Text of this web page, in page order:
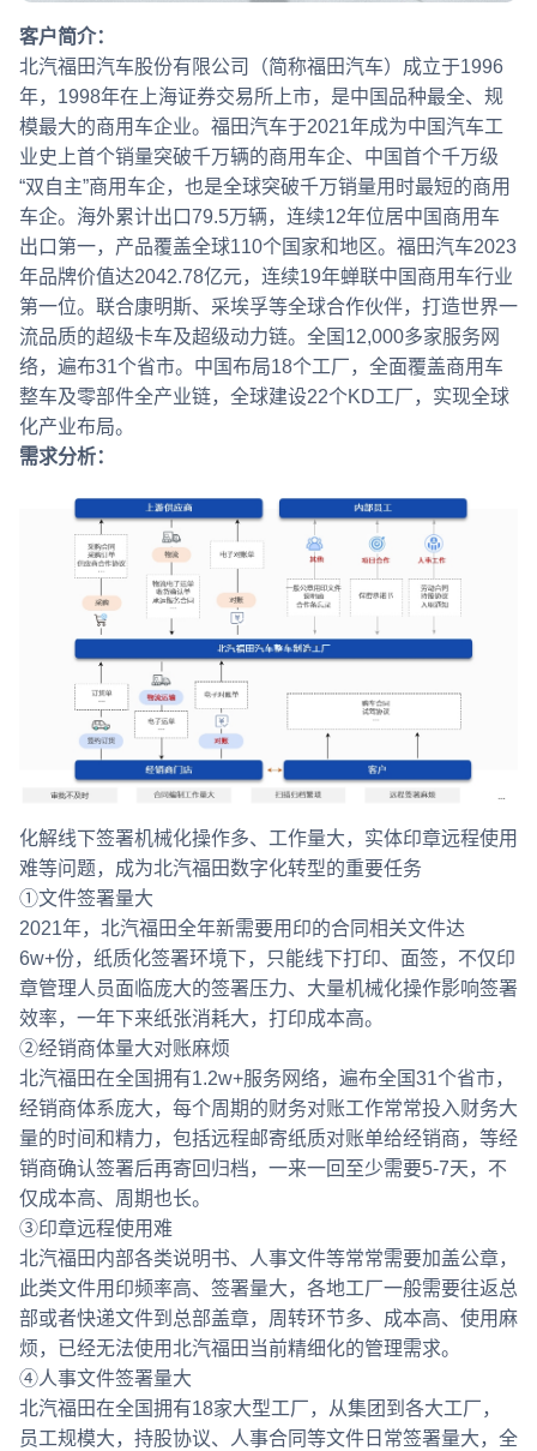
客户简介：
北汽福田汽车股份有限公司（简称福田汽车）成立于1996
年，1998年在上海证券交易所上市，是中国品种最全、规
模最大的商用车企业。福田汽车于2021年成为中国汽车工
业史上首个销量突破千万辆的商用车企、中国首个千万级
“双自主”商用车企，也是全球突破千万销量用时最短的商用
车企。海外累计出口79.5万辆，连续12年位居中国商用车
出口第一，产品覆盖全球110个国家和地区。福田汽车2023
年品牌价值达2042.78亿元，连续19年蝉联中国商用车行业
第一位。联合康明斯、采埃孚等全球合作伙伴，打造世界一
流品质的超级卡车及超级动力链。全国12,000多家服务网
络，遍布31个省市。中国布局18个工厂，全面覆盖商用车
整车及零部件全产业链，全球建设22个KD工厂，实现全球
化产业布局。
需求分析：
化解线下签署机械化操作多、工作量大，实体印章远程使用
难等问题，成为北汽福田数字化转型的重要任务
①文件签署量大
2021年，北汽福田全年新需要用印的合同相关文件达
6w+份，纸质化签署环境下，只能线下打印、面签，不仅印
章管理人员面临庞大的签署压力、大量机械化操作影响签署
效率，一年下来纸张消耗大，打印成本高。
②经销商体量大对账麻烦
北汽福田在全国拥有1.2w+服务网络，遍布全国31个省市，
经销商体系庞大，每个周期的财务对账工作常常投入财务大
量的时间和精力，包括远程邮寄纸质对账单给经销商，等经
销商确认签署后再寄回归档，一来一回至少需要5-7天，不
仅成本高、周期也长。
③印章远程使用难
北汽福田内部各类说明书、人事文件等常常需要加盖公章，
此类文件用印频率高、签署量大，各地工厂一般需要往返总
部或者快递文件到总部盖章，周转环节多、成本高、使用麻
烦，已经无法使用北汽福田当前精细化的管理需求。
④人事文件签署量大
北汽福田在全国拥有18家大型工厂，从集团到各大工厂，
员工规模大，持股协议、人事合同等文件日常签署量大，全